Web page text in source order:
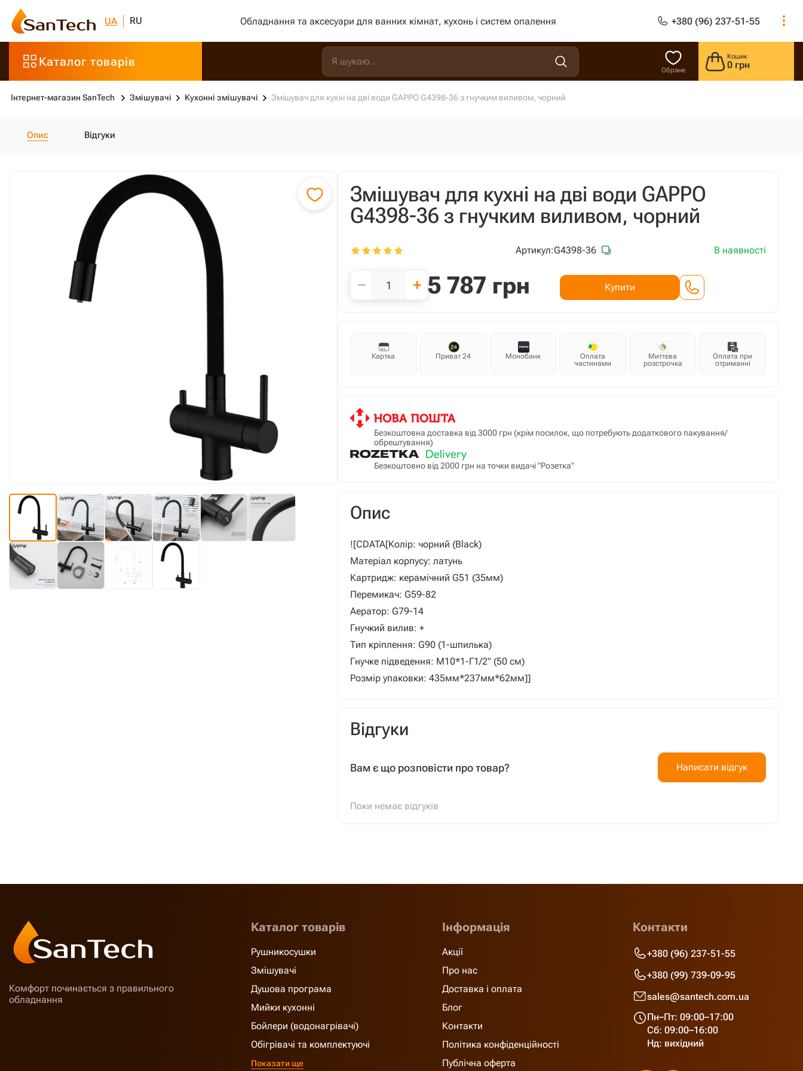
UA RU Обладнання та аксесуари для ванних кімнат, кухонь і систем опалення +380 (96) 237-51-55
Каталог товарів
Обране
Кошик
0 грн
Інтернет-магазин SanTech Змішувачі Кухонні змішувачі Змішувач для кухні на дві води GAPPO G4398-36 з гнучким виливом, чорний
Опис Відгуки
Змішувач для кухні на дві води GAPPO
G4398-36 з гнучким виливом, чорний
Артикул:G4398-36 В наявності
− + 5 787 грн Купити
Картка Приват 24 Монобанк
Оплата
частинами
Миттєва
розстрочка
Оплата при
отриманні
Безкоштовна доставка від 3000 грн (крім посилок, що потребують додаткового пакування/
обрештування)
Безкоштовно від 2000 грн на точки видачі "Розетка"
Опис
![CDATA[Колір: чорний (Black)
Матеріал корпусу: латунь
Картридж: керамічний G51 (35мм)
Перемикач: G59-82
Аератор: G79-14
Гнучкий вилив: +
Тип кріплення: G90 (1-шпилька)
Гнучке підведення: М10*1-Г1/2" (50 см)
Розмір упаковки: 435мм*237мм*62мм]]
Відгуки
Вам є що розповісти про товар? Написати відгук
Поки немає відгуків
Комфорт починається з правильного
обладнання
Каталог товарів
Рушникосушки
Змішувачі
Душова програма
Мийки кухонні
Бойлери (водонагрівачі)
Обігрівачі та комплектуючі
Показати ще
Інформація
Акції
Про нас
Доставка і оплата
Блог
Контакти
Політика конфіденційності
Публічна оферта
Контакти
+380 (96) 237-51-55
+380 (99) 739-09-95
sales@santech.com.ua
Пн–Пт: 09:00–17:00
Сб: 09:00–16:00
Нд: вихідний